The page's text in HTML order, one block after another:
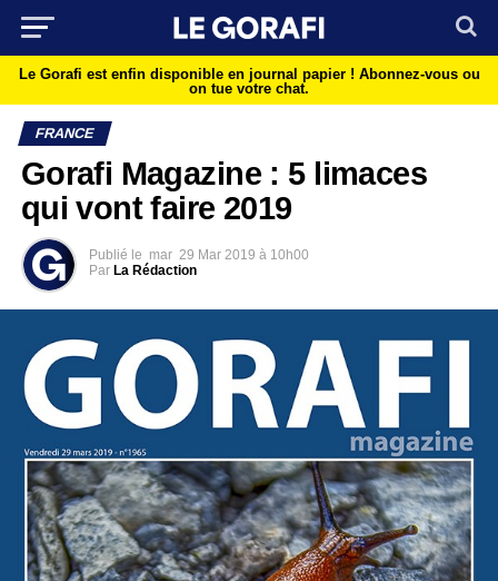
Le Gorafi est enfin disponible en journal papier ! Abonnez-vous ou
on tue votre chat.
FRANCE
Gorafi Magazine : 5 limaces
qui vont faire 2019
Publié le mar 29 Mar 2019 à 10h00
Par La Rédaction